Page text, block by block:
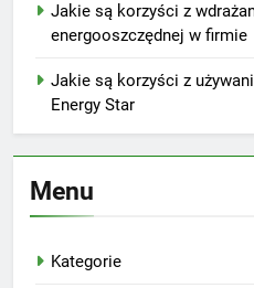
Jakie są korzyści z
energooszczędnej w firmie
Jakie są korzyści z
Energy Star
Menu
Kategorie